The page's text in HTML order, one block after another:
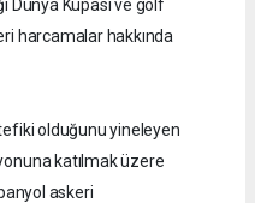
Dünya Kupası ve golf
harcamalar hakkında
olduğunu yineleyen
katılmak üzere
askeri